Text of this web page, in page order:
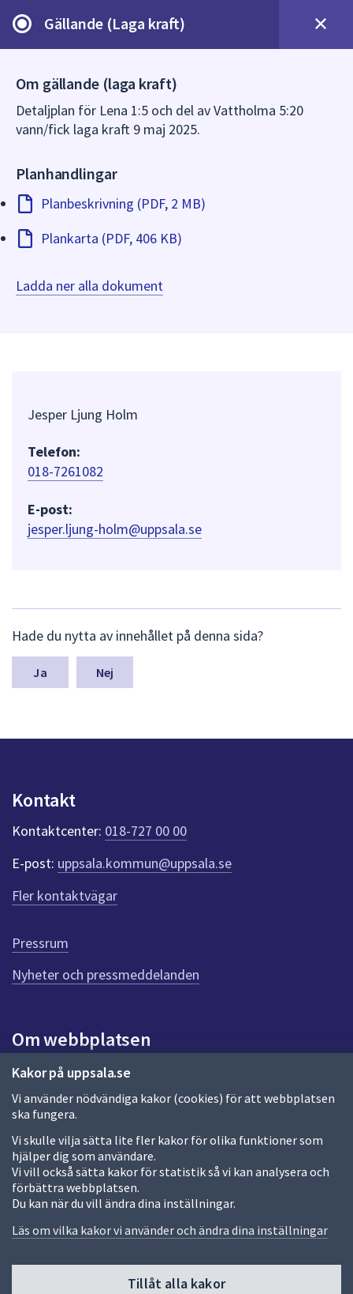
Kakor på uppsala.se
Vi använder nödvändiga kakor (cookies) för att webbplatsen
ska fungera.
Vi skulle vilja sätta lite fler kakor för olika funktioner som
hjälper dig som användare.
Vi vill också sätta kakor för statistik så vi kan analysera och
förbättra webbplatsen.
Du kan när du vill ändra dina inställningar.
Läs om vilka kakor vi använder och ändra dina inställningar
Tillåt alla kakor
Gällande (Laga kraft)
Om gällande (laga kraft)
Detaljplan för Lena 1:5 och del av Vattholma 5:20
vann/fick laga kraft 9 maj 2025.
Planhandlingar
Planbeskrivning (PDF, 2 MB)
Plankarta (PDF, 406 KB)
Ladda ner alla dokument
Jesper Ljung Holm
Telefon:
018-7261082
E-post:
jesper.ljung-holm@uppsala.se
ä
m
a
n
k
e
r
f
ö
r
e
n
n
a
d
a
Hade du nytta av innehållet på denna sida?
Nej
Kontakt
Kontaktcenter: 018-727 00 00
E-post: uppsala.kommun@uppsala.se
Fler kontaktvägar
Pressrum
Nyheter och pressmeddelanden
Om webbplatsen
Om webbplatsen
Allmänna handlingar och diarium
Behandling av personuppgifter
Kakor
Språk (other languages)
Tillgänglighetsredogörelse
Fler sätt att följa oss